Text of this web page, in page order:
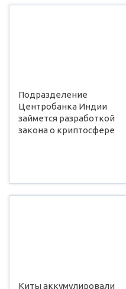
Подразделение
Центробанка Индии
займется разработкой
закона о криптосфере
Киты аккумулировали